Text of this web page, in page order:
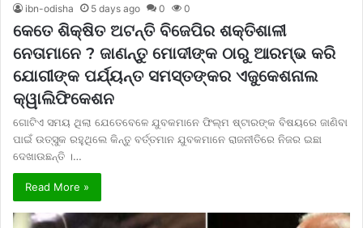
ibn-odisha 5 days ago 0 0
କେତେ ଶିକ୍ଷିତ ଅଟନ୍ତି ବିଜେପିର ଶକ୍ତିଶାଳୀ
ନେତାମାନେ ? ଜାଣନ୍ତୁ ମୋଦୀଙ୍କ ଠାରୁ ଆରମ୍ଭ କରି
ଯୋଗୀଙ୍କ ପର୍ଯ୍ୟନ୍ତ ସମସ୍ତଙ୍କର ଏଜୁକେଶନାଲ
କ୍ୱାଲିଫିକେଶନ
ଗୋଟିଏ ସମୟ ଥିଲା ଯେତେବେଳେ ଯୁବକମାନେ ଫିଲ୍ମ ଷ୍ଟାରଙ୍କ ବିଷୟରେ ଜାଣିବା
ପାଇଁ ଉତ୍ସୁକ ରହୁଥିଲେ କିନ୍ତୁ ବର୍ତ୍ତମାନ ଯୁବକମାନେ ରାଜନୀତିରେ ନିଜର ଇଛା
ଦେଖାଉଛନ୍ତି ।…
Read More »